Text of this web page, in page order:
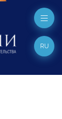
RU